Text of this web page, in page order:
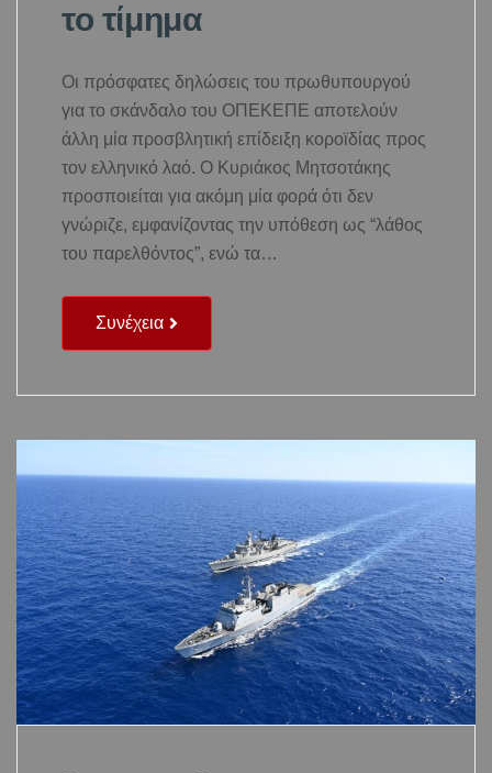
το τίμημα
Οι πρόσφατες δηλώσεις του πρωθυπουργού
για το σκάνδαλο του ΟΠΕΚΕΠΕ αποτελούν
άλλη μία προσβλητική επίδειξη κοροϊδίας προς
τον ελληνικό λαό. Ο Κυριάκος Μητσοτάκης
προσποιείται για ακόμη μία φορά ότι δεν
γνώριζε, εμφανίζοντας την υπόθεση ως “λάθος
του παρελθόντος”, ενώ τα…
Συνέχεια